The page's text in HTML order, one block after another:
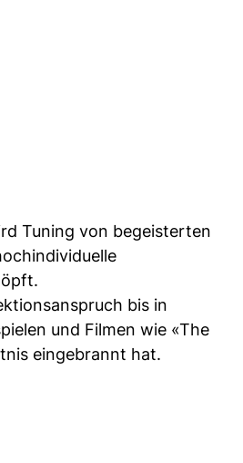
Tuning von begeisterten
bis in
und Filmen wie «The
eingebrannt hat.